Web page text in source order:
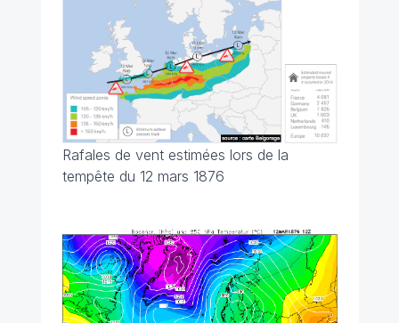
Rafales de vent estimées lors de la
tempête du 12 mars 1876